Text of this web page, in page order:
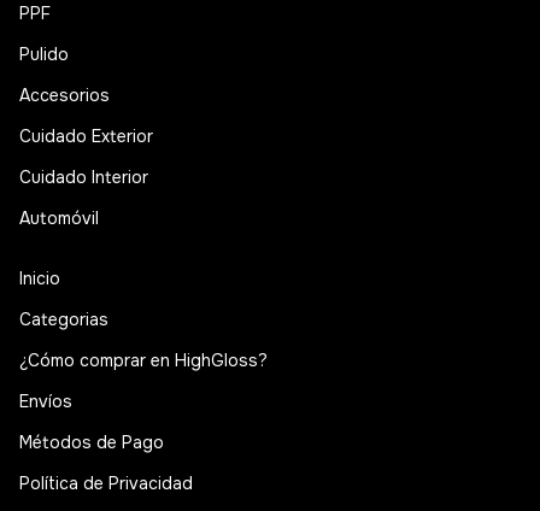
PPF
Pulido
Accesorios
Cuidado Exterior
Cuidado Interior
Automóvil
Inicio
Categorias
¿Cómo comprar en HighGloss?
Envíos
Métodos de Pago
Política de Privacidad